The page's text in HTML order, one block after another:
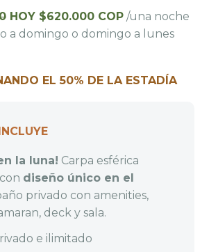
HOY $620.000 COP /una noche
a domingo o domingo a lunes
EL 50% DE LA ESTADÍA
la luna! Carpa esférica
diseño único en el
privado con amenities,
deck y sala.
e ilimitado